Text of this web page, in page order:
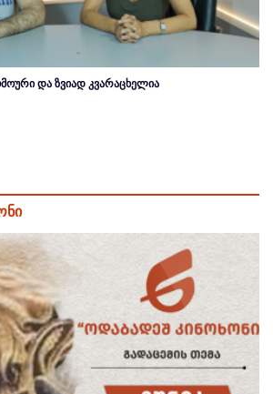
და ზვიად კვარაცხელია